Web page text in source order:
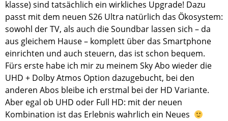
klasse) sind tatsächlich ein wirkliches Upgrade! Dazu
passt mit dem neuen S26 Ultra natürlich das Ökosystem:
sowohl der TV, als auch die Soundbar lassen sich – da
aus gleichem Hause – komplett über das Smartphone
einrichten und auch steuern, das ist schon bequem.
Fürs erste habe ich mir zu meinem Sky Abo wieder die
UHD + Dolby Atmos Option dazugebucht, bei den
anderen Abos bleibe ich erstmal bei der HD Variante.
Aber egal ob UHD oder Full HD: mit der neuen
Kombination ist das Erlebnis wahrlich ein Neues